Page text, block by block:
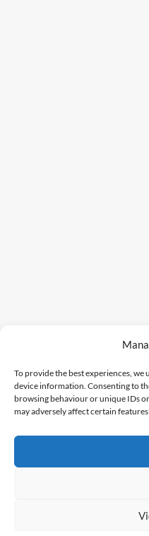
To provide the best experiences, we
device information. Consenting to
browsing behaviour or unique IDs
may adversely affect certain